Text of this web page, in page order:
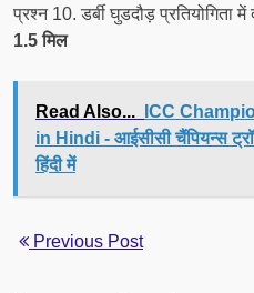
प्रश्न 10. डर्बी घुडदौड़ प्रतियोगिता
1.5 मिल
Read Also...
ICC
in Hindi - आईसीसी चैंपियन्स
हिंदी में
Previous Post